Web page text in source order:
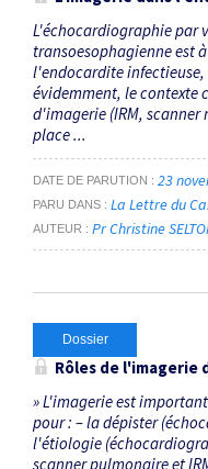
L'échocardiographie par
transoesophagienne est
l'endocardite infectieuse,
évidemment, le contexte
d'imagerie (IRM, scanner
place ...
DATE DE PARUTION 23
PARU DANS La Lettre du
AUTEUR Pr Christine
Dossier
Rôles de
» L'imagerie est
pour : – la dépister
l'étiologie
scanner pulmonaire et